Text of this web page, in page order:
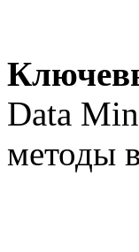
Data
методы